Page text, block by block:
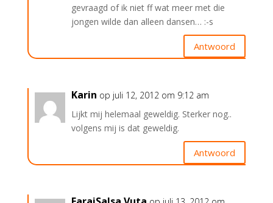
gevraagd of ik niet ff wat meer met die
jongen wilde dan alleen dansen… :-s
Antwoord
Karin op juli 12, 2012 om 9:12 am
Lijkt mij helemaal geweldig. Sterker nog..
volgens mij is dat geweldig.
Antwoord